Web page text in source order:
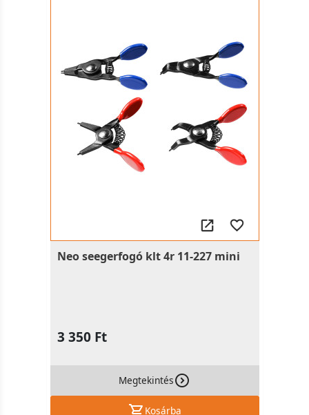
Neo seegerfogó klt 4r 11-227 mini
3 350 Ft
Megtekintés
Kosárba